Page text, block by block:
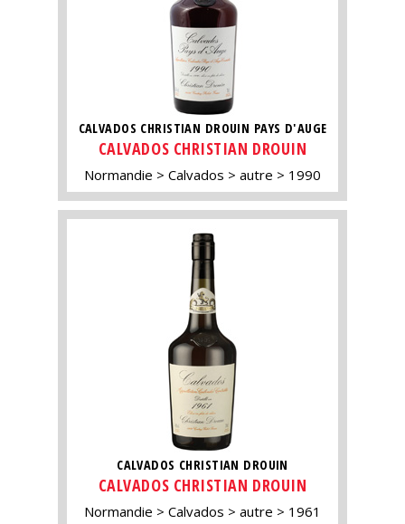
CALVADOS CHRISTIAN DROUIN PAYS D'AUGE
CALVADOS CHRISTIAN DROUIN
Normandie Calvados autre 1990
CALVADOS CHRISTIAN DROUIN
CALVADOS CHRISTIAN DROUIN
Normandie Calvados autre 1961